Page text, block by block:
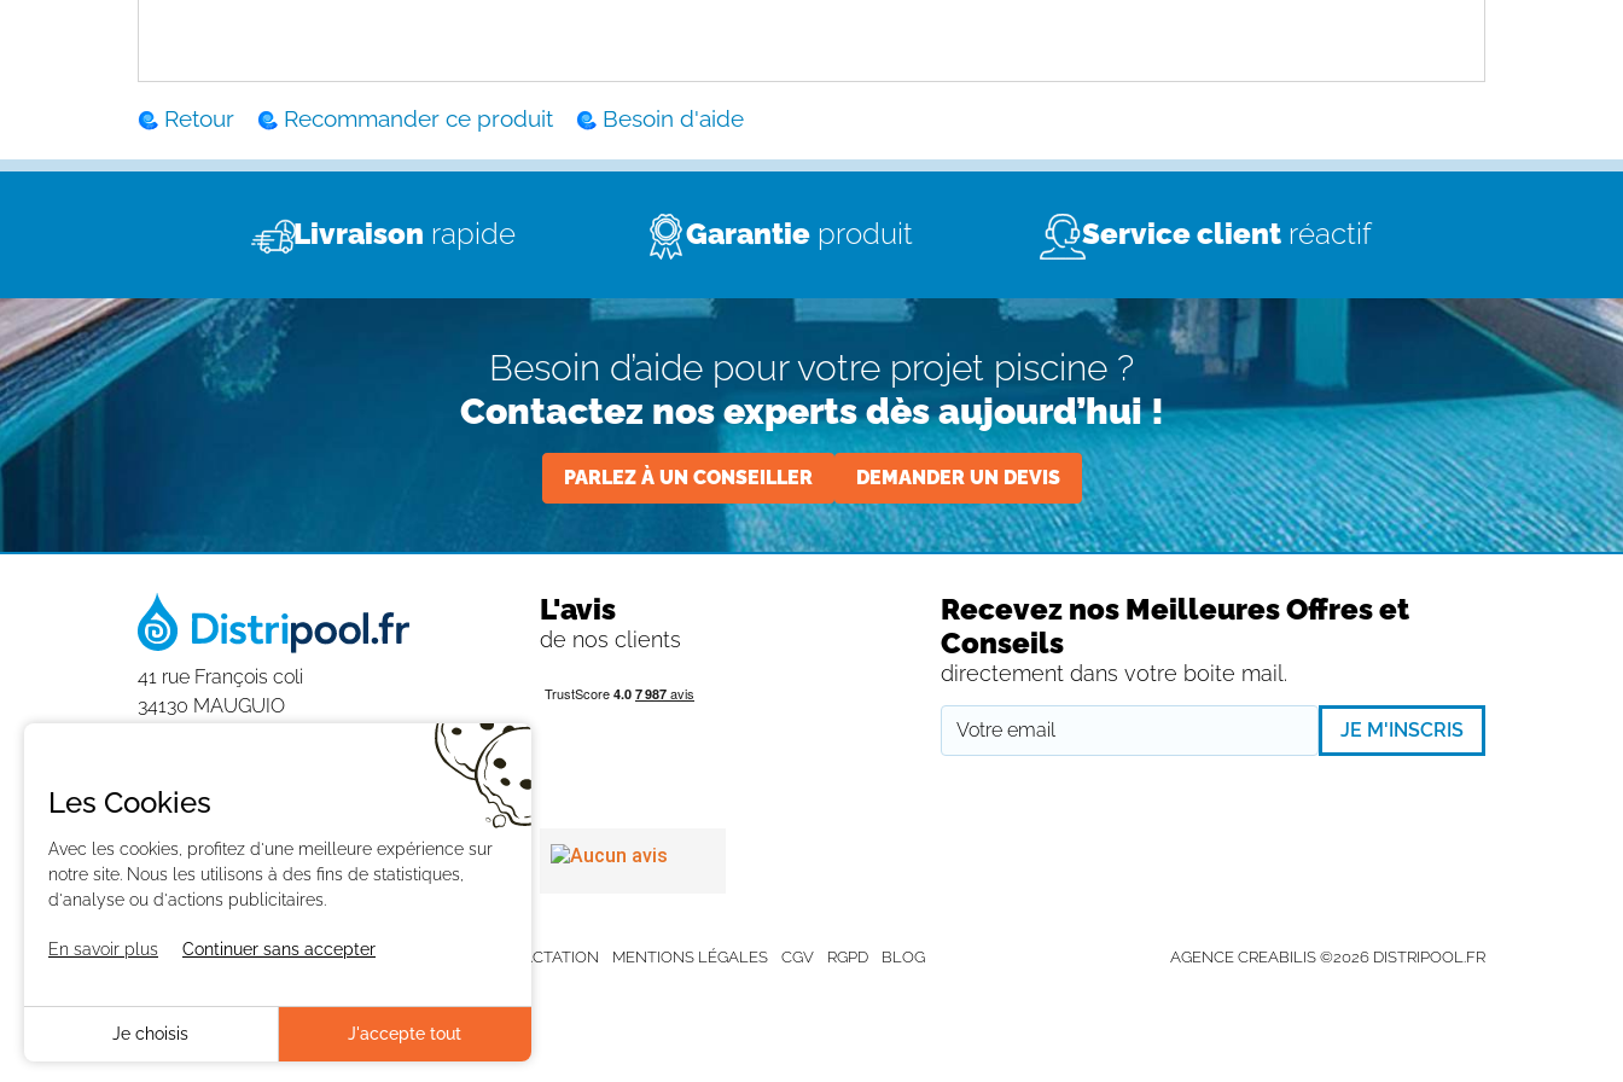
Retour Recommander ce produit Besoin d'aide
Livraison rapide Garantieproduit Service client réactif
Besoin d’aide pour votre projet piscine ?
Contactez nos experts dès aujourd’hui !
PARLEZ À UN CONSEILLER DEMANDER UN DEVIS
41 rue François coli
34130 MAUGUIO
9h-12h et 14h-18h
L'avis
de nos clients
Recevez nos Meilleures Offres et
Conseils
directement dans votre boite mail.
JE M'INSCRIS
CONTACTEZ-NOUS PAIEMENT RÉTRACTATION MENTIONS LÉGALES CGV RGPD
BLOG
AGENCE CREABILIS ©2026 DISTRIPOOL.FR
Les Cookies
Avec les cookies, profitez d'une meilleure expérience sur
notre site. Nous les utilisons à des fins de statistiques,
d'analyse ou d'actions publicitaires.
En savoir plus Continuer sans accepter
Je choisis J'accepte tout